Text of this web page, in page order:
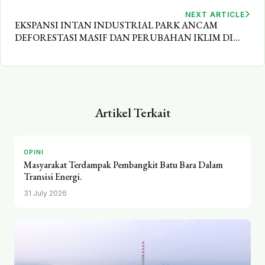
NEXT ARTICLE
EKSPANSI INTAN INDUSTRIAL PARK ANCAM
DEFORESTASI MASIF DAN PERUBAHAN IKLIM DI
Artikel Terkait
OPINI
Masyarakat Terdampak Pembangkit Batu Bara Dalam
Transisi Energi.
31 July 2026